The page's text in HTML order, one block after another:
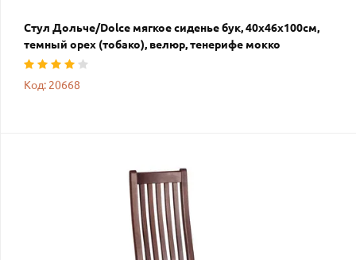
Стул Дольче/Dolce мягкое сиденье бук, 40х46х100см,
темный орех (тобако), велюр, тенерифе мокко
Код: 20668